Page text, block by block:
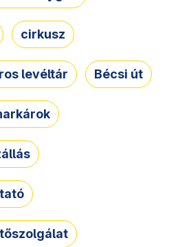
cirkusz
levéltár Bécsi út